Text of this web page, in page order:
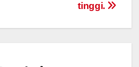
tinggi.